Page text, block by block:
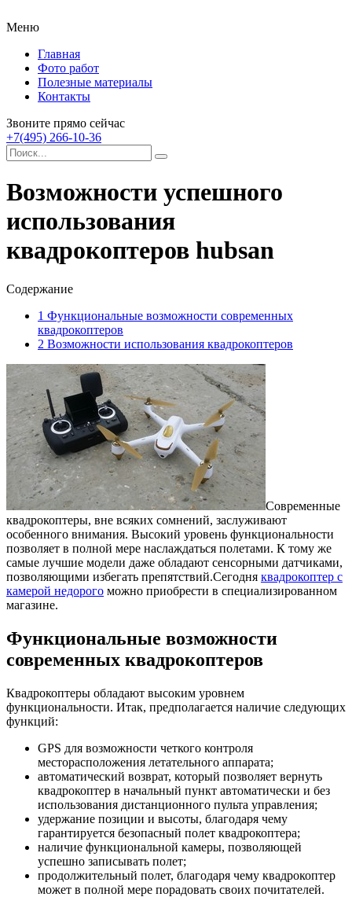
Меню
Главная
Фото работ
Полезные материалы
Контакты
Звоните прямо сейчас
+7(495) 266-10-36
Возможности успешного
использования
квадрокоптеров hubsan
Содержание
1 Функциональные возможности современных
квадрокоптеров
2 Возможности использования квадрокоптеров
Современные
квадрокоптеры, вне всяких сомнений, заслуживают
особенного внимания. Высокий уровень функциональности
позволяет в полной мере наслаждаться полетами. К тому же
самые лучшие модели даже обладают сенсорными датчиками,
позволяющими избегать препятствий.Сегодня квадрокоптер с
камерой недорого можно приобрести в специализированном
магазине.
Функциональные возможности
современных квадрокоптеров
Квадрокоптеры обладают высоким уровнем
функциональности. Итак, предполагается наличие следующих
функций:
GPS для возможности четкого контроля
месторасположения летательного аппарата;
автоматический возврат, который позволяет вернуть
квадрокоптер в начальный пункт автоматически и без
использования дистанционного пульта управления;
удержание позиции и высоты, благодаря чему
гарантируется безопасный полет квадрокоптера;
наличие функциональной камеры, позволяющей
успешно записывать полет;
продолжительный полет, благодаря чему квадрокоптер
может в полной мере порадовать своих почитателей.